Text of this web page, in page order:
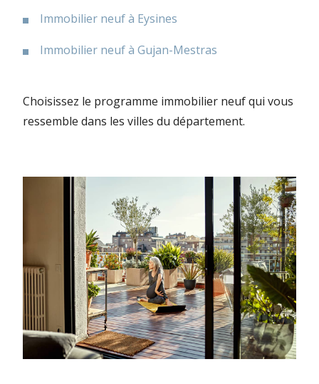
Immobilier neuf à Eysines
Immobilier neuf à Gujan-Mestras
Choisissez le programme immobilier neuf qui vous
ressemble dans les villes du département.